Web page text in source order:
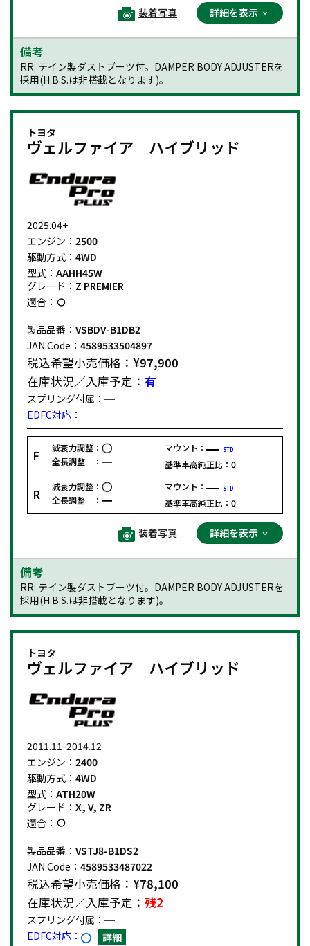
装着写真 詳細を表示
備考
RR: テイン製ダストブーツ付。DAMPER BODY ADJUSTERを
採用(H.B.S.は非搭載となります)。
トヨタ
ヴェルファイア ハイブリッド
2025.04+
エンジン： 2500
駆動方式： 4WD
型式： AAHH45W
グレード： Z PREMIER
適合：
製品品番： VSBDV-B1DB2
JAN Code： 4589533504897
税込希望小売価格： ¥97,900
在庫状況／入庫予定： 有
スプリング付属：
EDFC対応：
F
減衰力調整：
全長調整 ：
マウント： STD
基準車高純正比： 0
R
減衰力調整：
全長調整 ：
マウント： STD
基準車高純正比： 0
装着写真 詳細を表示
備考
RR: テイン製ダストブーツ付。DAMPER BODY ADJUSTERを
採用(H.B.S.は非搭載となります)。
トヨタ
ヴェルファイア ハイブリッド
2011.11-2014.12
エンジン： 2400
駆動方式： 4WD
型式： ATH20W
グレード： X, V, ZR
適合：
製品品番： VSTJ8-B1DS2
JAN Code： 4589533487022
税込希望小売価格： ¥78,100
在庫状況／入庫予定： 残2
スプリング付属：
EDFC対応：
詳細